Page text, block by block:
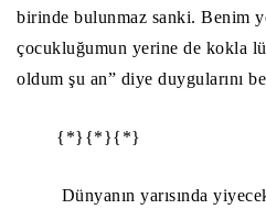
birinde bulunmaz sanki. Benim
çocukluğumun yerine de kokla
oldum şu an” diye duygularını
{*}{*}{*}
Dünyanın yarısında